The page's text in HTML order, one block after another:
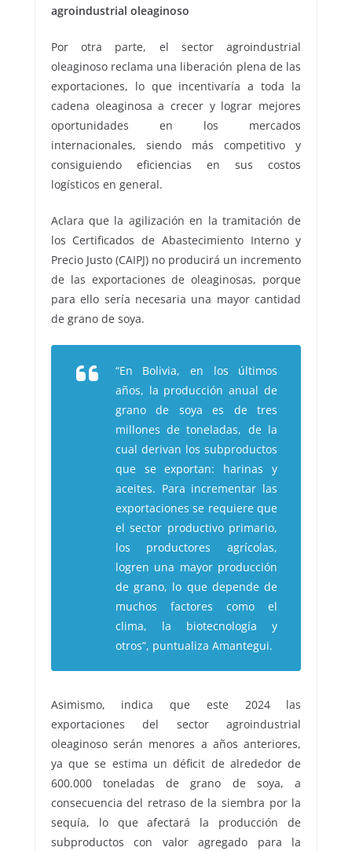
agroindustrial oleaginoso
Por otra parte, el sector agroindustrial
oleaginoso reclama una liberación plena de las
exportaciones, lo que incentivaría a toda la
cadena oleaginosa a crecer y lograr mejores
oportunidades en los mercados
internacionales, siendo más competitivo y
consiguiendo eficiencias en sus costos
logísticos en general.
Aclara que la agilización en la tramitación de
los Certificados de Abastecimiento Interno y
Precio Justo (CAIPJ) no producirá un incremento
de las exportaciones de oleaginosas, porque
para ello sería necesaria una mayor cantidad
de grano de soya.
“En Bolivia, en los últimos
años, la producción anual de
grano de soya es de tres
millones de toneladas, de la
cual derivan los subproductos
que se exportan: harinas y
aceites. Para incrementar las
exportaciones se requiere que
el sector productivo primario,
los productores agrícolas,
logren una mayor producción
de grano, lo que depende de
muchos factores como el
clima, la biotecnología y
otros”, puntualiza Amantegui.
Asimismo, indica que este 2024 las
exportaciones del sector agroindustrial
oleaginoso serán menores a años anteriores,
ya que se estima un déficit de alrededor de
600.000 toneladas de grano de soya, a
consecuencia del retraso de la siembra por la
sequía, lo que afectará la producción de
subproductos con valor agregado para la